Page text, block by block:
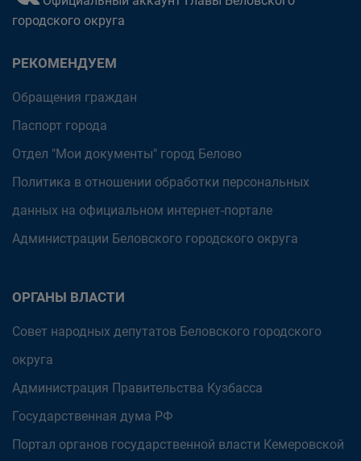
городского округа
РЕКОМЕНДУЕМ
Обращения граждан
Паспорт города
Отдел "Мои документы" город Белово
Политика в отношении обработки персональных
данных на официальном интернет-портале
Администрации Беловского городского округа
ОРГАНЫ ВЛАСТИ
Совет народных депутатов Беловского городского
округа
Администрация Правительства Кузбасса
Государственная дума РФ
Портал органов государственной власти Кемеровской